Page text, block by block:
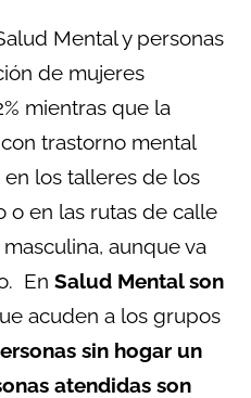
Mental y personas
de mujeres
mientras que la
trastorno mental
los talleres de los
o en las rutas de calle
aunque va
En Salud Mental son
acuden a los grupos
sin hogar un
atendidas son